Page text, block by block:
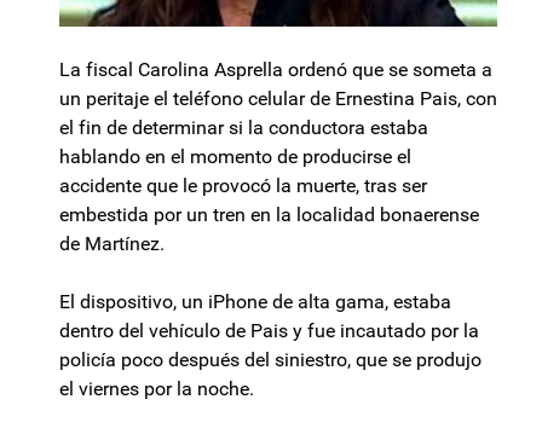
La fiscal Carolina Asprella ordenó que se someta a
un peritaje el teléfono celular de Ernestina Pais, con
el fin de determinar si la conductora estaba
hablando en el momento de producirse el
accidente que le provocó la muerte, tras ser
embestida por un tren en la localidad bonaerense
de Martínez.
El dispositivo, un iPhone de alta gama, estaba
dentro del vehículo de Pais y fue incautado por la
policía poco después del siniestro, que se produjo
el viernes por la noche.